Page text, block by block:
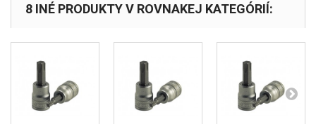
8 INÉ PRODUKTY V ROVNAKEJ KATEGÓRIÍ: